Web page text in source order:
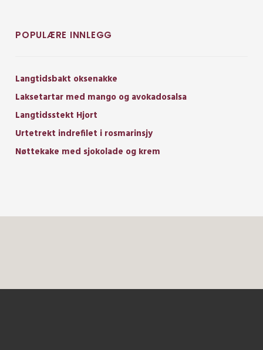
POPULÆRE INNLEGG
Langtidsbakt oksenakke
Laksetartar med mango og avokadosalsa
Langtidsstekt Hjort
Urtetrekt indrefilet i rosmarinsjy
Nøttekake med sjokolade og krem